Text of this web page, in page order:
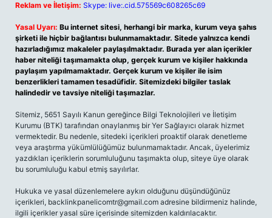
Reklam ve İletişim: Skype: live:.cid.575569c608265c69
Yasal Uyarı: Bu internet sitesi, herhangi bir marka, kurum veya şahıs
şirketi ile hiçbir bağlantısı bulunmamaktadır. Sitede yalnızca kendi
hazırladığımız makaleler paylaşılmaktadır. Burada yer alan içerikler
haber niteliği taşımamakta olup, gerçek kurum ve kişiler hakkında
paylaşım yapılmamaktadır. Gerçek kurum ve kişiler ile isim
benzerlikleri tamamen tesadüfidir. Sitemizdeki bilgiler taslak
halindedir ve tavsiye niteliği taşımazlar.
Sitemiz, 5651 Sayılı Kanun gereğince Bilgi Teknolojileri ve İletişim
Kurumu (BTK) tarafından onaylanmış bir Yer Sağlayıcı olarak hizmet
vermektedir. Bu nedenle, sitedeki içerikleri proaktif olarak denetleme
veya araştırma yükümlülüğümüz bulunmamaktadır. Ancak, üyelerimiz
yazdıkları içeriklerin sorumluluğunu taşımakta olup, siteye üye olarak
bu sorumluluğu kabul etmiş sayılırlar.
Hukuka ve yasal düzenlemelere aykırı olduğunu düşündüğünüz
içerikleri, backlinkpanelicomtr@gmail.com adresine bildirmeniz halinde,
ilgili içerikler yasal süre içerisinde sitemizden kaldırılacaktır.